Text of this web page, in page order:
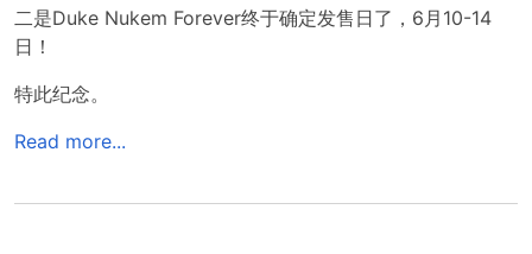
二是 Duke Nukem Forever终于确定发售日了，6月10-14
日！
特此纪念。
Read more...